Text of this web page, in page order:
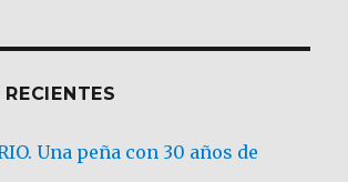
Una peña con 30 años de